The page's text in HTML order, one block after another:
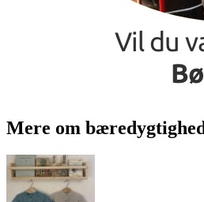
Mere om bæredygtighed